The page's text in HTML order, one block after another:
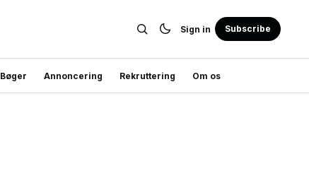
Sign in Subscribe
Bøger Annoncering Rekruttering Om os